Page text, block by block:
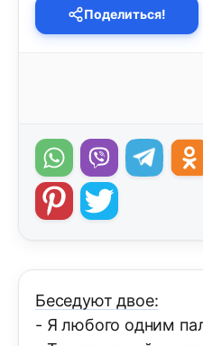
Поделиться!
Беседуют двое:
- Я любого одним